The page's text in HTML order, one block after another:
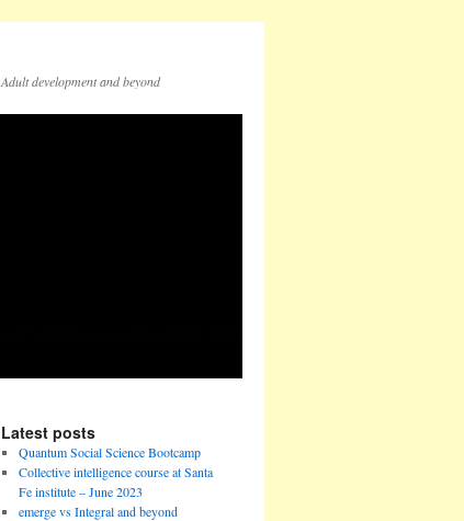
Adult development and beyond
Latest posts
Quantum Social Science Bootcamp
Collective intelligence course at Santa
Fe institute – June 2023
emerge vs Integral and beyond